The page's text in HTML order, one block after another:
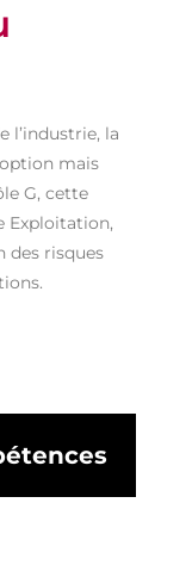
l’industrie, la
mais
G, cette
Exploitation,
des risques